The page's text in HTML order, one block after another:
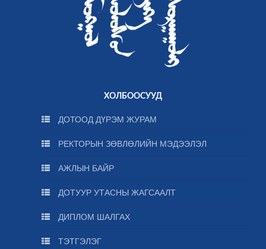
ХОЛБООСУУД
ДОТООД ДҮРЭМ ЖУРАМ
РЕКТОРЫН ЗӨВЛӨЛИЙН МЭДЭЭЛЭЛ
АЖЛЫН БАЙР
ДОТУУР УТАСНЫ ЖАГСААЛТ
ДИПЛОМ ШАЛГАХ
ТЭТГЭЛЭГ